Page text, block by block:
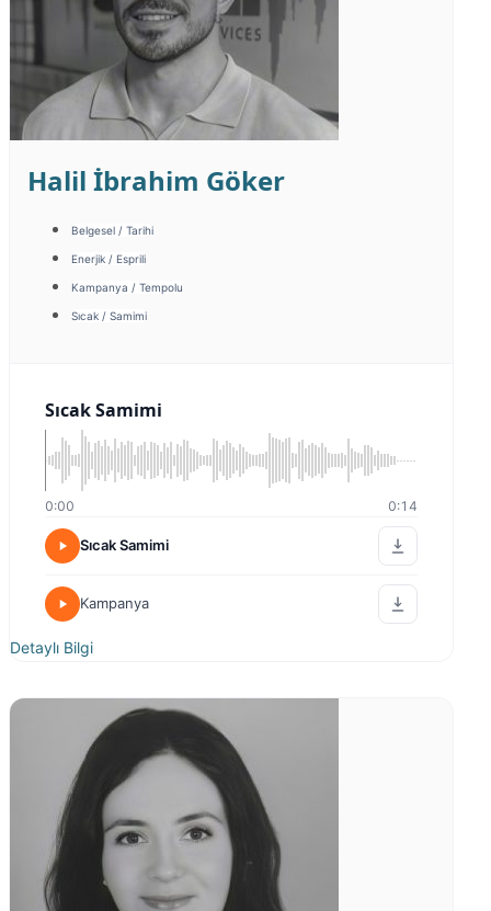
Halil İbrahim Göker
Belgesel / Tarihi
Enerjik / Esprili
Kampanya / Tempolu
Sıcak / Samimi
Sıcak Samimi
0:00 0:14
Sıcak Samimi
Kampanya
Detaylı Bilgi